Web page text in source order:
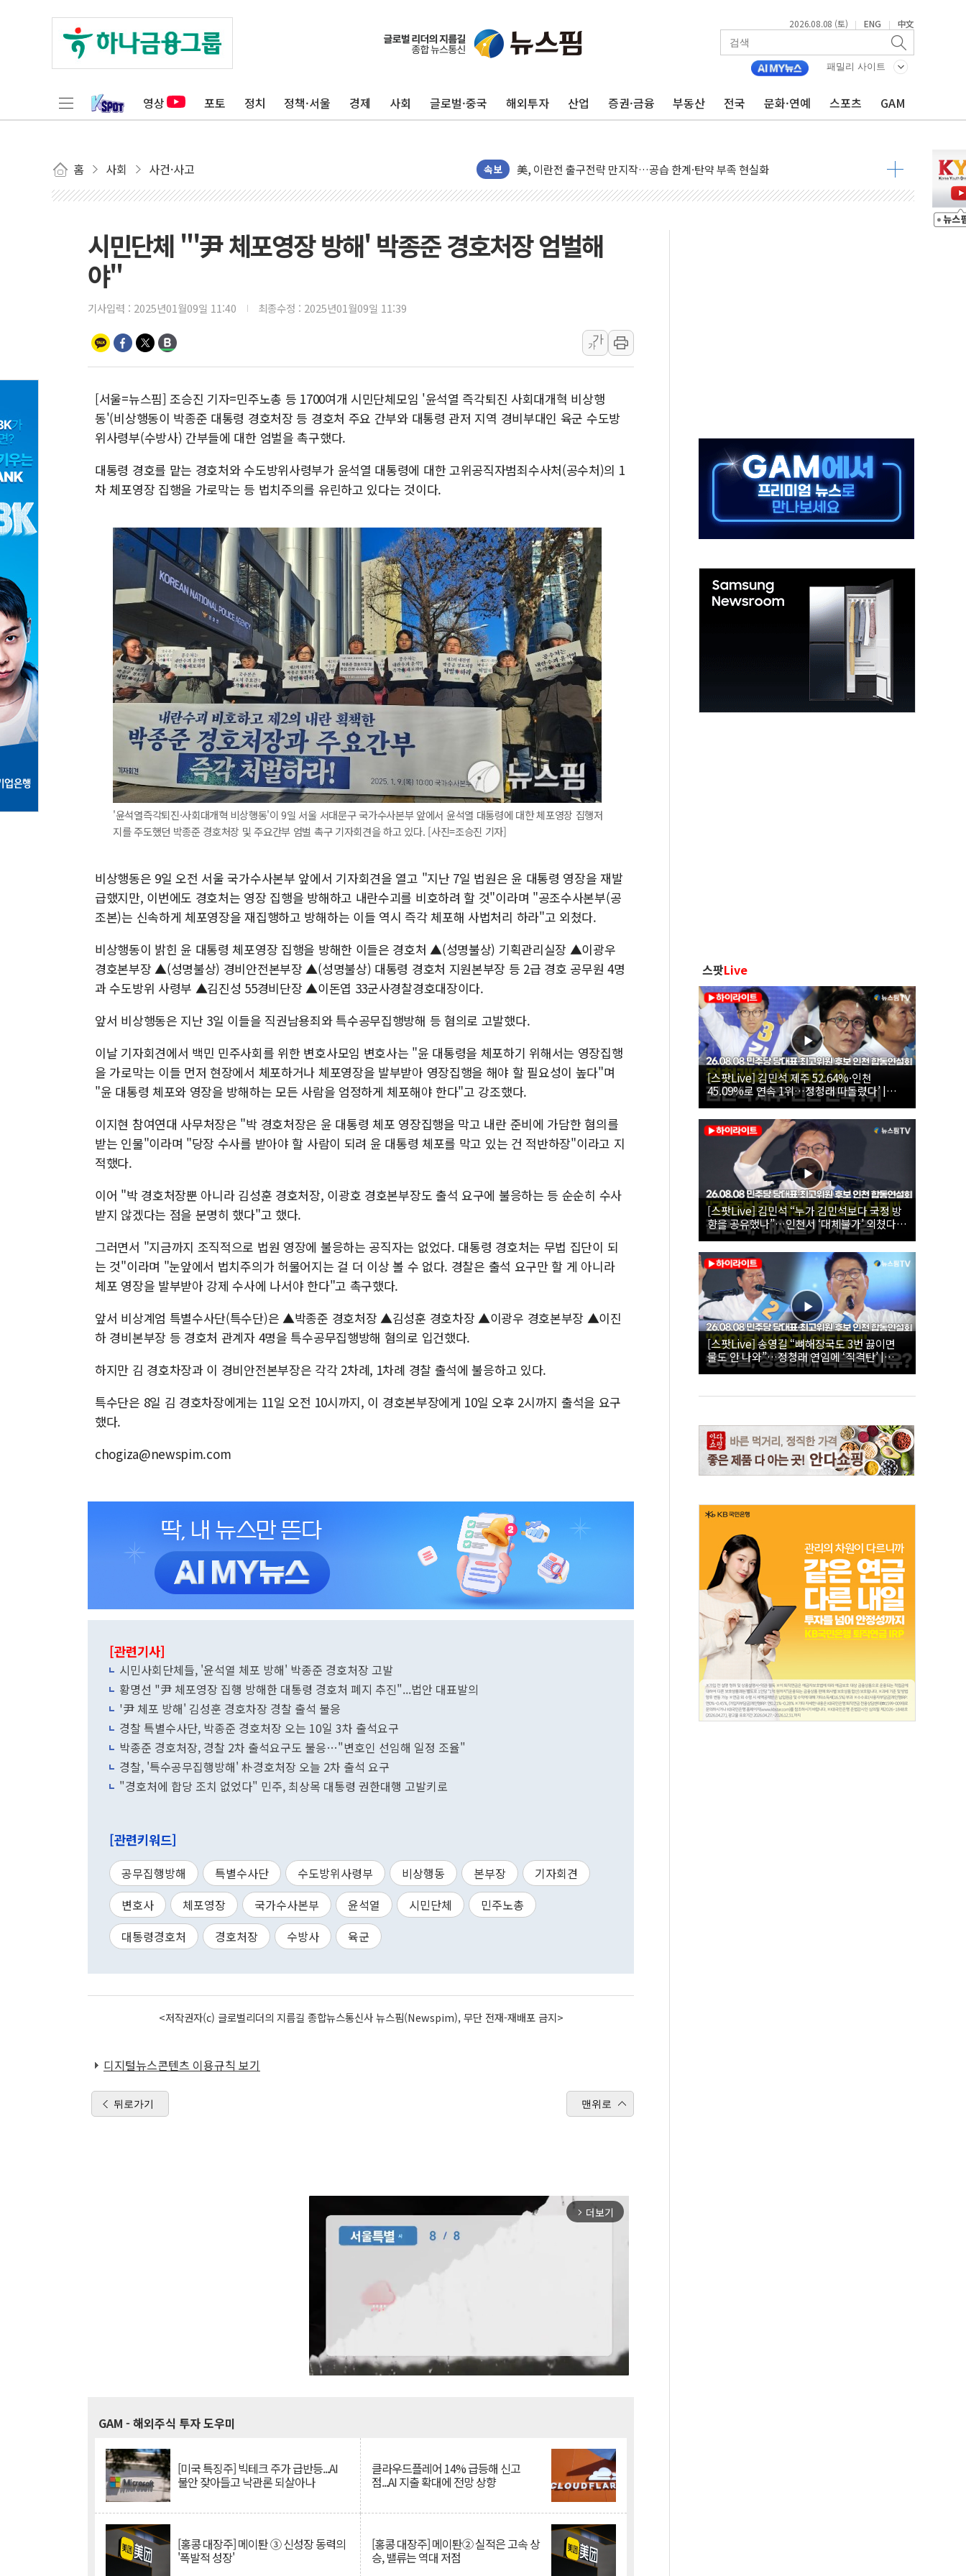
2026.08.08 (토) | ENG | 中文
패밀리 사이트
영상 포토 정치 정책·서울 경제 사회 글로벌·중국 해외투자 산업 증권·금융 부동산 전국 문화·연예 스포츠 GAM
홈 사회 사건·사고 속보
김민석, 2주차 제주·인천 경선서 정청래에 승리...47.75% vs 42.08%
[속보] 민주, 제주·인천 경선 결과 발표...김민석 47.75% 정청래 42.08%
[속보] 민주, 제주 경선 결과 발표...김민석 52.64% 정청래 39.89% 송영길 7.47%
이번주 국내 주요 금융일정(8.10~8.14)
강릉·동해·삼척 시간당 최대 50㎜ 폭우…강원 동해안 강한 비 이어져
폐기물 수거하다 참변…60대 환경미화원 수거차에 치여 사망
李대통령 "결혼 때문에 손해 보는 일 없게"…'결혼 페널티' 22개 과제 손본다
여수 오동도 인근 해상서 모터보트 전복…1명 사망·1명 실종
'화합' 꺼낸 김민석에 '뻔뻔' 받아친 정청래…제주 연설서 신경전 고조
李대통령, ISA 개편 재검토 지시…與 "적극 환영"·野 "졸속 국정"
연일 폭염에 온열질환 사망 23명…정부, 비상대응기구 가동
中 전방위 아파트 부양, 수도 베이징도 부동산 규제 철폐
인제 용대리 계곡서 수위 상승으로 피서객 7명 고립…전원 구조
시민단체 "'尹 체포영장 방해' 박종준 경호처장 엄벌해
야"
기사입력 : 2025년01월09일 11:40 최종수정 : 2025년01월09일 11:39
가
가
[서울=뉴스핌] 조승진 기자=민주노총 등 1700여개 시민단체모임 '윤석열 즉각퇴진 사회대개혁 비상행
동'(비상행동이 박종준 대통령 경호처장 등 경호처 주요 간부와 대통령 관저 지역 경비부대인 육군 수도방
위사령부(수방사) 간부들에 대한 엄벌을 촉구했다.
대통령 경호를 맡는 경호처와 수도방위사령부가 윤석열 대통령에 대한 고위공직자범죄수사처(공수처)의 1
차 체포영장 집행을 가로막는 등 법치주의를 유린하고 있다는 것이다.
'윤석열즉각퇴진·사회대개혁 비상행동'이 9일 서울 서대문구 국가수사본부 앞에서 윤석열 대통령에 대한 체포영장 집행저
지를 주도했던 박종준 경호처장 및 주요간부 엄벌 촉구 기자회견을 하고 있다. [사진=조승진 기자]
비상행동은 9일 오전 서울 국가수사본부 앞에서 기자회견을 열고 "지난 7일 법원은 윤 대통령 영장을 재발
급했지만, 이번에도 경호처는 영장 집행을 방해하고 내란수괴를 비호하려 할 것"이라며 "공조수사본부(공
조본)는 신속하게 체포영장을 재집행하고 방해하는 이들 역시 즉각 체포해 사법처리 하라"고 외쳤다.
비상행동이 밝힌 윤 대통령 체포영장 집행을 방해한 이들은 경호처 ▲(성명불상) 기획관리실장 ▲이광우
경호본부장 ▲(성명불상) 경비안전본부장 ▲(성명불상) 대통령 경호처 지원본부장 등 2급 경호 공무원 4명
과 수도방위 사령부 ▲김진성 55경비단장 ▲이돈엽 33군사경찰경호대장이다.
앞서 비상행동은 지난 3일 이들을 직권남용죄와 특수공무집행방해 등 혐의로 고발했다.
이날 기자회견에서 백민 민주사회를 위한 변호사모임 변호사는 "윤 대통령을 체포하기 위해서는 영장집행
을 가로막는 이들 먼저 현장에서 체포하거나 체포영장을 발부받아 영장집행을 해야 할 필요성이 높다"며
"윤 대통령 체포와 영장을 방해하는 모든 사람을 엄정하게 체포해야 한다"고 강조했다.
이지현 참여연대 사무처장은 "박 경호처장은 윤 대통령 체포 영장집행을 막고 내란 준비에 가담한 혐의를
받는 인물"이라며 "당장 수사를 받아야 할 사람이 되려 윤 대통령 체포를 막고 있는 건 적반하장"이라고 지
적했다.
이어 "박 경호처장뿐 아니라 김성훈 경호처장, 이광호 경호본부장도 출석 요구에 불응하는 등 순순히 수사
받지 않겠다는 점을 분명히 했다"고 했다.
그러면서 "지금까지 조직적으로 법원 영장에 불응하는 공직자는 없었다. 대통령 경호처는 무법 집단이 되
는 것"이라며 "눈앞에서 법치주의가 허물어지는 걸 더 이상 볼 수 없다. 경찰은 출석 요구만 할 게 아니라
체포 영장을 발부받아 강제 수사에 나서야 한다"고 촉구했다.
앞서 비상계엄 특별수사단(특수단)은 ▲박종준 경호처장 ▲김성훈 경호차장 ▲이광우 경호본부장 ▲이진
하 경비본부장 등 경호처 관계자 4명을 특수공무집행방해 혐의로 입건했다.
하지만 김 경호차장과 이 경비안전본부장은 각각 2차례, 1차례 경찰 출석에 불응하고 있다.
특수단은 8일 김 경호차장에게는 11일 오전 10시까지, 이 경호본부장에게 10일 오후 2시까지 출석을 요구
했다.
chogiza@newspim.com
[관련기사]
시민사회단체들, '윤석열 체포 방해' 박종준 경호처장 고발
황명선 "尹 체포영장 집행 방해한 대통령 경호처 폐지 추진"...법안 대표발의
'尹 체포 방해' 김성훈 경호차장 경찰 출석 불응
경찰 특별수사단, 박종준 경호처장 오는 10일 3차 출석요구
박종준 경호처장, 경찰 2차 출석요구도 불응…"변호인 선임해 일정 조율"
경찰, '특수공무집행방해' 朴경호처장 오늘 2차 출석 요구
"경호처에 합당 조치 없었다" 민주, 최상목 대통령 권한대행 고발키로
[관련키워드]
공무집행방해 특별수사단 수도방위사령부 비상행동 본부장
기자회견
변호사
체포영장 국가수사본부 윤석열 시민단체
민주노총
대통령경호처
경호처장 수방사 육군
<저작권자(c) 글로벌리더의 지름길 종합뉴스통신사 뉴스핌(Newspim), 무단 전재-재배포 금지>
디지털뉴스콘텐츠 이용규칙 보기
뒤로가기 맨위로
arrow_forward_ios 더보기
GAM - 해외주식 투자 도우미
[미국 특징주] 빅테크 주가 급반등...AI
불안 잦아들고 낙관론 되살아나
클라우드플레어 14% 급등해 신고
점...AI 지출 확대에 전망 상향
[홍콩 대장주] 메이퇀 ③ 신성장 동력의
'폭발적 성장'
[홍콩 대장주] 메이퇀② 실적은 고속 상
승, 밸류는 역대 저점
스팟Live
[스팟Live] 김민석 제주 52.64%·인천
45.09%로 연속 1위…정청래 따돌렸다’ |
26.08.08 더불어민주당 당대표·최고위원 후
보 인천 합동연설회
[스팟Live] 김민석 “누가 김민석보다 국정 방
향을 공유했나”…인천서 ‘대체불가’ 외쳤다 |
26.08.08 더불어민주당 당대표·최고위원 후
보 인천 합동연설회
[스팟Live] 송영길 “뼈해장국도 3번 끓이면
물도 안 나와”…정청래 연임에 ‘직격탄’ |
26.08.08 더불어민주당 당대표·최고위원 후